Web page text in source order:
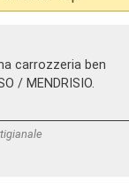
carrozzeria ben
/ MENDRISIO.